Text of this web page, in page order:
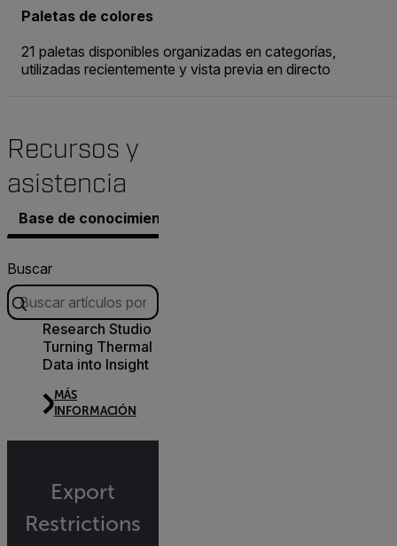
Paletas de colores
21 paletas disponibles organizadas en categorías,
utilizadas recientemente y vista previa en directo
Recursos y
asistencia
Base de conocimientos
Buscar
Research Studio
Turning Thermal
Data into Insight
MÁS
INFORMACIÓN
Export
Restrictions